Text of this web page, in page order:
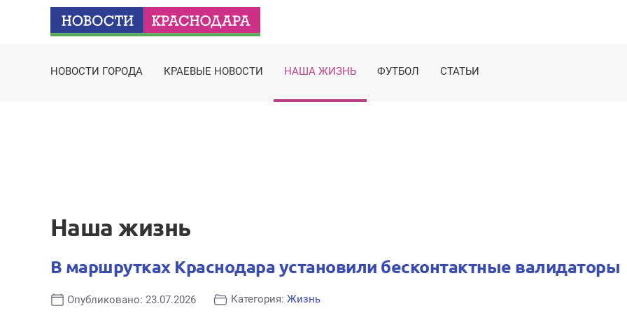
НОВОСТИ ГОРОДА КРАЕВЫЕ НОВОСТИ НАША ЖИЗНЬ ФУТБОЛ СТАТЬИ
Наша жизнь
В маршрутках Краснодара установили бесконтактные валидаторы
Опубликовано: 23.07.2026 Категория: Жизнь